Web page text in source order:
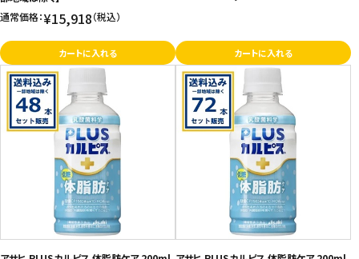
通常価格：¥15,918（税込）
カートに入れる カートに入れる